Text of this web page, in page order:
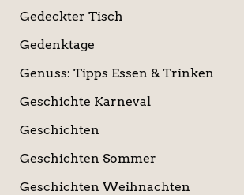
Gedeckter Tisch
Gedenktage
Genuss: Tipps Essen & Trinken
Geschichte Karneval
Geschichten
Geschichten Sommer
Geschichten Weihnachten